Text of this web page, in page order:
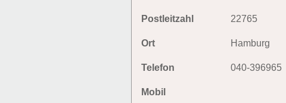
Postleitzahl 22765
Ort Hamburg
Telefon 040-396965
Mobil